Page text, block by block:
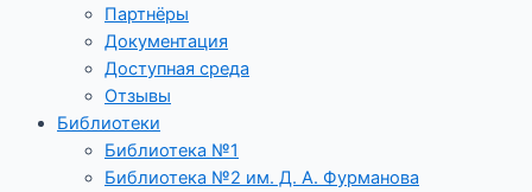
Партнёры
Документация
Доступная среда
Отзывы
Библиотеки
Библиотека №1
Библиотека №2 им. Д. А. Фурманова